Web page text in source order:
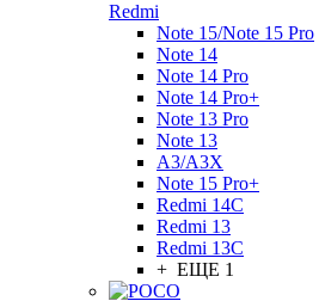
Redmi
Note 15/Note 15 Pro
Note 14
Note 14 Pro
Note 14 Pro+
Note 13 Pro
Note 13
A3/A3X
Note 15 Pro+
Redmi 14C
Redmi 13
Redmi 13C
+ ЕЩЕ 1